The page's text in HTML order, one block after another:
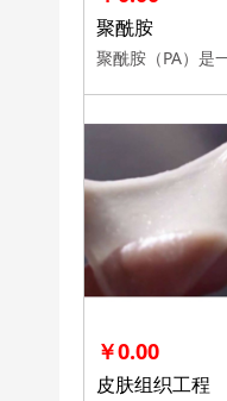
聚酰胺
￥0.00
皮肤组织工程